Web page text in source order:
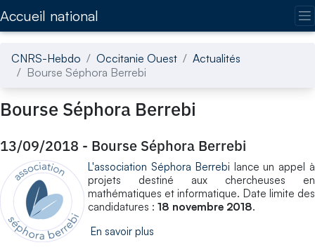
Accueil national
CNRS-Hebdo Occitanie Ouest
Actualités
Bourse Séphora Berrebi
Bourse Séphora Berrebi
13/09/2018 - Bourse Séphora Berrebi
L'association Séphora Berrebi lance un appel à
projets destiné aux chercheuses en
mathématiques et informatique. Date limite des
candidatures : 18 novembre 2018.
En savoir plus